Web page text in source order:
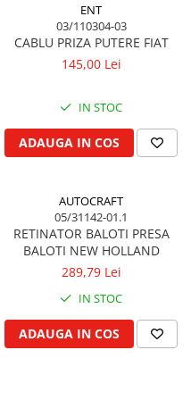
ENT
03/110304-03
CABLU PRIZA PUTERE FIAT
145,00 Lei
IN STOC
ADAUGA IN COS
AUTOCRAFT
05/31142-01.1
RETINATOR BALOTI PRESA
BALOTI NEW HOLLAND
289,79 Lei
IN STOC
ADAUGA IN COS